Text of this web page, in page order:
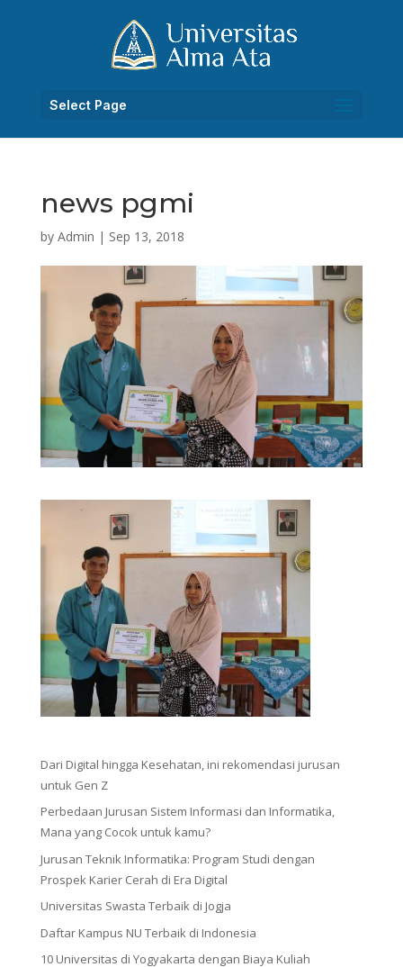
Select Page
news pgmi
by Admin | Sep 13, 2018
Dari Digital hingga Kesehatan, ini rekomendasi jurusan
untuk Gen Z
Perbedaan Jurusan Sistem Informasi dan Informatika,
Mana yang Cocok untuk kamu?
Jurusan Teknik Informatika: Program Studi dengan
Prospek Karier Cerah di Era Digital
Universitas Swasta Terbaik di Jogja
Daftar Kampus NU Terbaik di Indonesia
10 Universitas di Yogyakarta dengan Biaya Kuliah